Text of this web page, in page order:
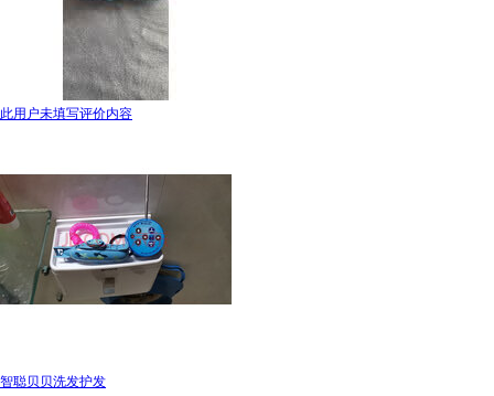
此用户未填写评价内容
智聪贝贝洗发护发